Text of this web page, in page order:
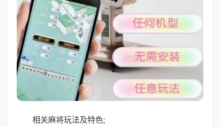
相关麻将玩法及特色;